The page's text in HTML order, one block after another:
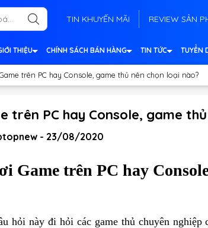
TIN KHUYẾN MÃI REVIEW SẢN
THIỆU CHÍNH SÁCH BÁN HÀNG TIN TỨC TUYỂN
trên PC hay Console, game thủ nên chọn loại nào?
trên PC hay Console, game
- 23/08/2020
Game trên PC hay
hỏi này đi hỏi các game thủ chuyên